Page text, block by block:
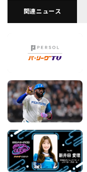
関連ニュース